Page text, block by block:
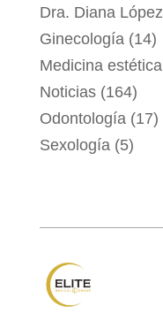
Dra. Diana López
Ginecología (14)
Medicina estética
Noticias(164)
Odontología (17)
Sexología (5)